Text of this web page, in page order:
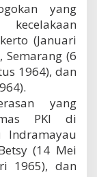
yang
kecelakaan
(Januari
Semarang (6
1964), dan
yang
PKI di
(14 Mei
1965), dan